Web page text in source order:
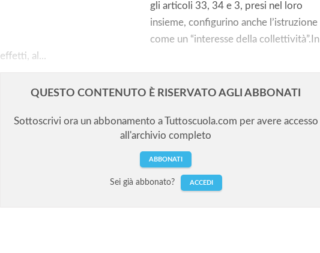
gli articoli 33, 34 e 3, presi nel loro
insieme, configurino anche l’istruzione
come un “interesse della collettività”.In
effetti, al...
QUESTO CONTENUTO È RISERVATO AGLI ABBONATI
Sottoscrivi ora un abbonamento a Tuttoscuola.com per avere accesso
all'archivio completo
ABBONATI
Sei già abbonato? ACCEDI